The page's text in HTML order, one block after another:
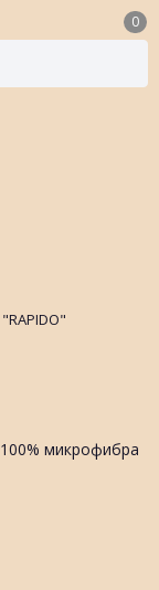
0
"RAPIDO"
микрофибра